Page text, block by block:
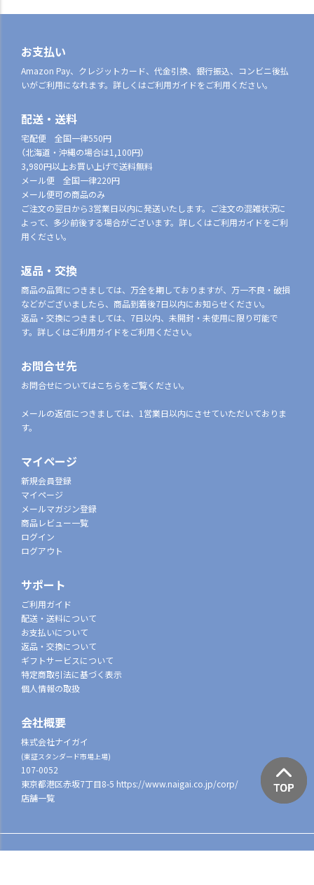
お支払い
Amazon Pay、クレジットカード、代金引換、銀行振込、コンビニ後払
いがご利用になれます。詳しくはご利用ガイドをご利用ください。
配送・送料
宅配便 全国一律550円
（北海道・沖縄の場合は1,100円）
3,980円以上お買い上げで送料無料
メール便 全国一律220円
メール便可の商品のみ
ご注文の翌日から3営業日以内に発送いたします。ご注文の混雑状況に
よって、多少前後する場合がございます。詳しくはご利用ガイドをご利
用ください。
返品・交換
商品の品質につきましては、万全を期しておりますが、万一不良・破損
などがございましたら、商品到着後7日以内にお知らせください。
返品・交換につきましては、7日以内、未開封・未使用に限り可能で
す。詳しくはご利用ガイドをご利用ください。
お問合せ先
お問合せについてはこちらをご覧ください。
メールの返信につきましては、1営業日以内にさせていただいておりま
す。
マイページ
新規会員登録
マイページ
メールマガジン登録
商品レビュー一覧
ログイン
ログアウト
サポート
ご利用ガイド
配送・送料について
お支払いについて
返品・交換について
ギフトサービスについて
特定商取引法に基づく表示
個人情報の取扱
会社概要
株式会社ナイガイ
(東証スタンダード市場上場)
107-0052
東京都港区赤坂7丁目8-5 https://www.naigai.co.jp/corp/
店舗一覧
©2022 NAIGAI All Rights reserved.